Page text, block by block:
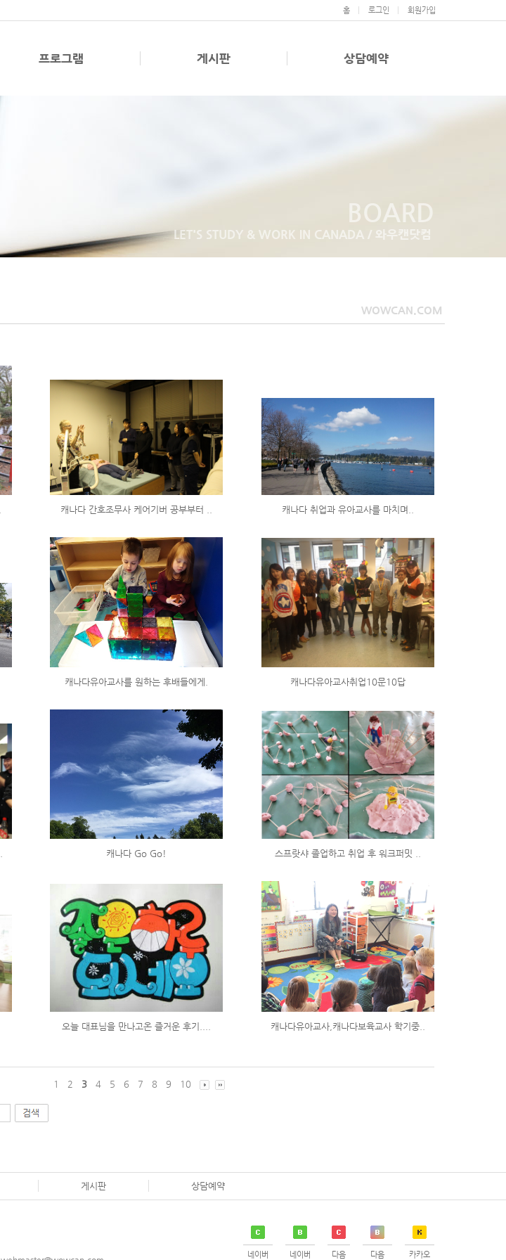
홈 로그인 회원가입
프로그램 게시판 상담예약
BOARD
LET'S STUDY & WORK IN CANADA / 와우캔닷컴
WOWCAN.COM
캐나다 간호조무사 케어기버 공부부터 .. 캐나다 취업과 유아교사를 마치며..
캐나다유아교사를 원하는 후배들에게. 캐나다유아교사취업10문10답
캐나다 Go Go! 스프랏샤 졸업하고 취업 후 워크퍼밋 ..
오늘 대표님을 만나고온 즐거운 후기.... 캐나다유아교사,캐나다보육교사 학기중..
1 2 3 4 5 6 7 8 9 10
게시판 상담예약
네이버 네이버 다음 다음 카카오